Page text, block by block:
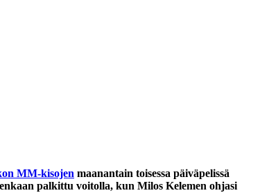
MM-kisojen maanantain toisessa päiväpelissä
palkittu voitolla, kun Milos Kelemen ohjasi